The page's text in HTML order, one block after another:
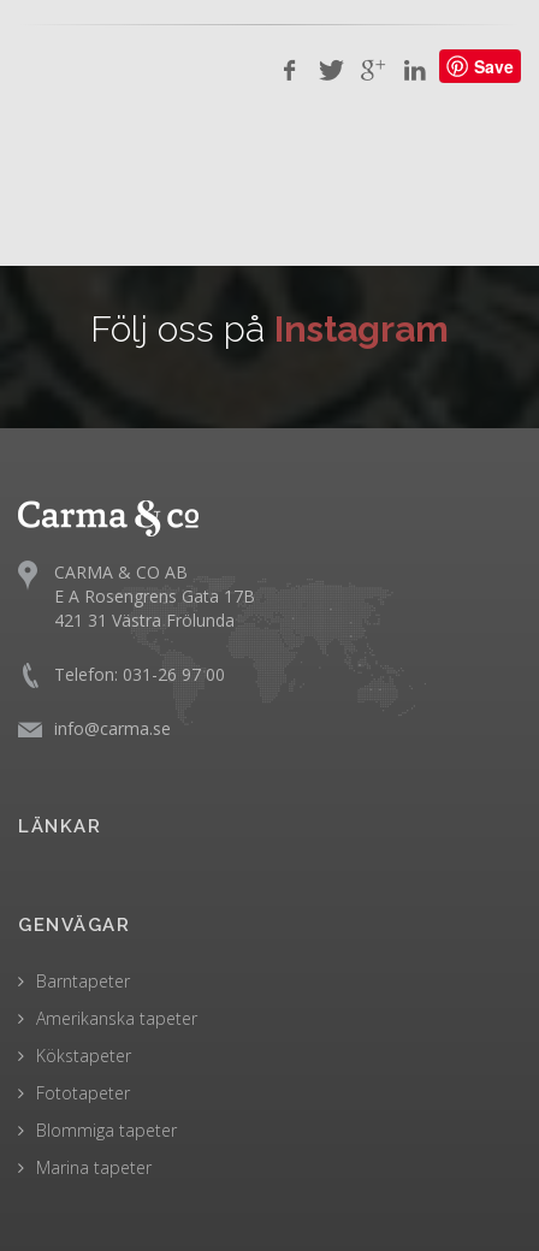
Save
Följ oss på Instagram
CARMA & CO AB
E A Rosengrens Gata 17B
421 31 Västra Frölunda
Telefon: 031-26 97 00
info@carma.se
LÄNKAR
GENVÄGAR
Barntapeter
Amerikanska tapeter
Kökstapeter
Fototapeter
Blommiga tapeter
Marina tapeter